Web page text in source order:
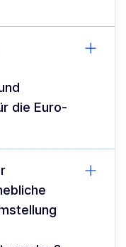
die Euro-